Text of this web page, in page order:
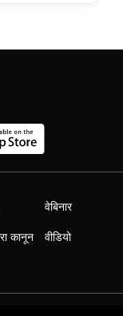
कानून
वेबिनार
वीडियो